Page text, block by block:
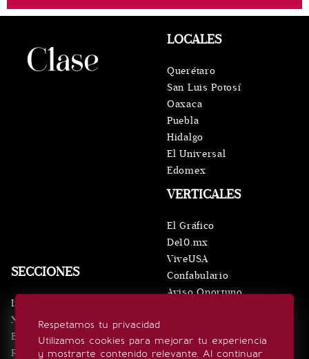
Respetamos tu privacidad
Utilizamos cookies para mejorar tu experiencia
y mostrarte contenido relevante. Al continuar
SECCIONES
Inicio
Noticias
Eventos
Realeza
VERTICALES
El Gráfico
De10.mx
ViveUSA
Confabulario
Aviso Oportuno
LOCALES
Querétaro
San Luis Potosí
Oaxaca
Puebla
Hidalgo
El Universal
Edomex